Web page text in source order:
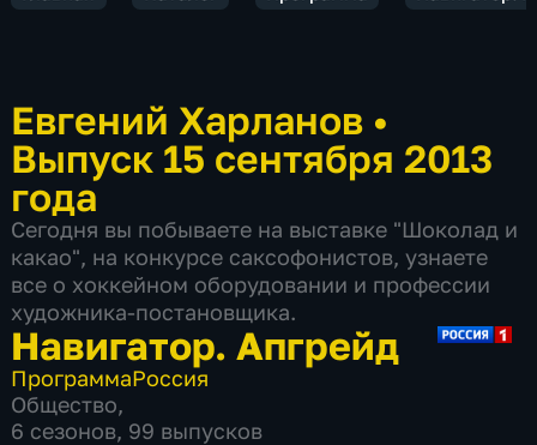
Евгений Харланов •
Выпуск 15 сентября 2013
года
Сегодня вы побываете на выставке "Шоколад и
какао", на конкурсе саксофонистов, узнаете
все о хоккейном оборудовании и профессии
художника-постановщика.
Навигатор. Апгрейд
ПрограммаРоссия
Общество,
6 сезонов, 99 выпусков